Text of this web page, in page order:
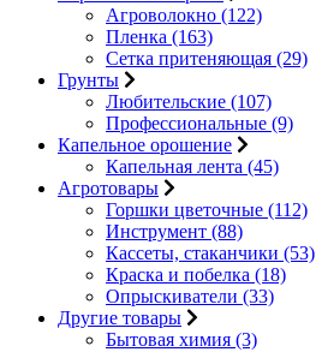
Агроволокно (122)
Пленка (163)
Сетка притеняющая (29)
Грунты
Любительские (107)
Профессиональные (9)
Капельное орошение
Капельная лента (45)
Агротовары
Горшки цветочные (112)
Инструмент (88)
Кассеты, стаканчики (53)
Краска и побелка (18)
Опрыскиватели (33)
Другие товары
Бытовая химия (3)